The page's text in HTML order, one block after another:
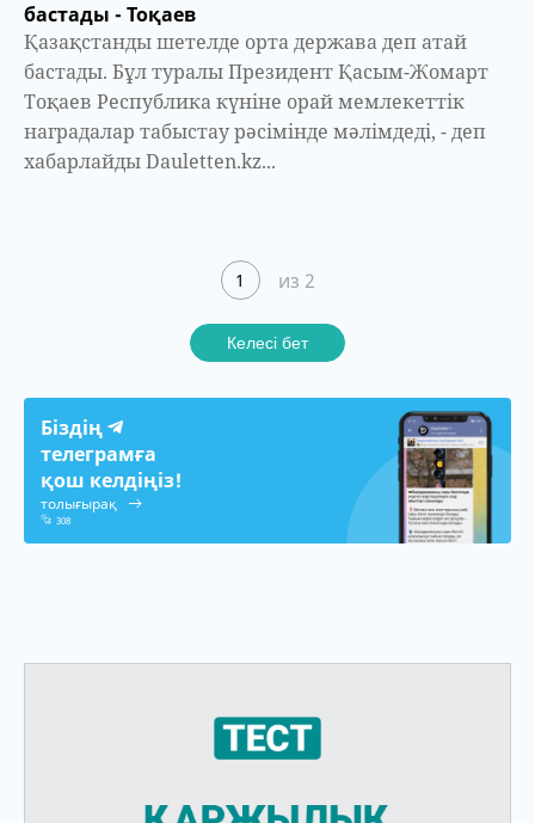
бастады - Тоқаев
Қазақстанды шетелде орта держава деп атай
бастады. Бұл туралы Президент Қасым-Жомарт
Тоқаев Республика күніне орай мемлекеттік
наградалар табыстау рәсімінде мәлімдеді, - деп
хабарлайды Dauletten.kz...
1 из 2
Келесі бет
Біздің
телеграмға
қош келдіңіз!
толығырақ
308